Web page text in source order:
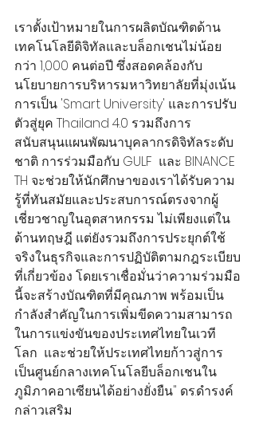
เราตั้งเป้าหมายในการผลิตบัณฑิตด้าน
เทคโนโลยีดิจิทัลและบล็อกเชนไม่น้อย
กว่า 1,000 คนต่อปี ซึ่งสอดคล้องกับ
นโยบายการบริหารมหาวิทยาลัยที่มุ่งเน้น
การเป็น 'Smart University' และการปรับ
ตัวสู่ยุค Thailand 4.0 รวมถึงการ
สนับสนุนแผนพัฒนาบุคลากรดิจิทัลระดับ
ชาติ การร่วมมือกับ GULF  และ BINANCE
TH จะช่วยให้นักศึกษาของเราได้รับความ
รู้ที่ทันสมัยและประสบการณ์ตรงจากผู้
เชี่ยวชาญในอุตสาหกรรม ไม่เพียงแต่ใน
ด้านทฤษฎี แต่ยังรวมถึงการประยุกต์ใช้
จริงในธุรกิจและการปฏิบัติตามกฎระเบียบ
ที่เกี่ยวข้อง โดยเราเชื่อมั่นว่าความร่วมมือ
นี้จะสร้างบัณฑิตที่มีคุณภาพ พร้อมเป็น
กำลังสำคัญในการเพิ่มขีดความสามารถ
ในการแข่งขันของประเทศไทยในเวที
โลก  และช่วยให้ประเทศไทยก้าวสู่การ
เป็นศูนย์กลางเทคโนโลยีบล็อกเชนใน
ภูมิภาคอาเซียนได้อย่างยั่งยืน" ดร.ดำรงค์
กล่าวเสริม